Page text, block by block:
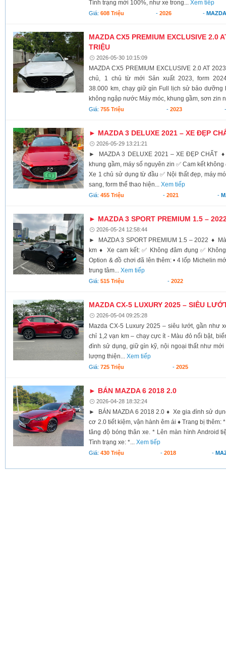
Tình trạng mới 100%, như xe trong...Xem tiếp
Giá:608 Triệu - 2026 -
MAZDA CX5 PREMIUM EXCLUSIVE 2.0
TRIỆU
2026-05-30 10:15:09
MAZDA CX5 PREMIUM EXCLUSIVE 2.0 AT
chủ, 1 chủ từ mới Sản xuất 2023, form
38.000 km, chạy giữ gìn Full lịch sử bảo dưỡng
không ngập nước Máy móc, khung gầm, sơn zin
Giá:755 Triệu -2023
► MAZDA 3 DELUXE 2021 – XE ĐẸP
2026-05-29 13:21:21
► MAZDA 3 DELUXE 2021 – XE ĐẸP CHẤT
khung gầm, máy số nguyên zin ✅ Cam kết
Xe 1 chủ sử dụng từ đầu ✅ Nội thất đẹp, máy
sang, form thể thao hiện...Xem tiếp
Giá:455 Triệu -2021 -
► MAZDA 3 SPORT PREMIUM 1.5 –
2026-05-24 12:58:44
► MAZDA 3 SPORT PREMIUM 1.5 – 2022 ♦
km ♦ Xe cam kết: ✅ Không đâm đụng ✅
Option & đồ chơi đã lên thêm: • 4 lốp Michelin
trung tâm...Xem tiếp
Giá:515 Triệu - 2022
MAZDA CX-5 LUXURY 2025 – SIÊU
2026-05-04 09:25:28
Mazda CX-5 Luxury 2025 – siêu lướt, gần như
chỉ 1,2 vạn km – chạy cực ít - Màu đỏ nổi bật,
đình sử dụng, giữ gìn kỹ, nội ngoại thất như
lượng thiện...Xem tiếp
Giá:725 Triệu - 2025
► BÁN MAZDA 6 2018 2.0
2026-04-28 18:32:24
► BÁN MAZDA 6 2018 2.0 ♦ Xe gia đình sử
cơ 2.0 tiết kiệm, vận hành êm ái ♦ Trang bị thêm:
tăng độ bóng thân xe. * Lên màn hình Android
Tình trạng xe: *...Xem tiếp
Giá:430 Triệu - 2018 -